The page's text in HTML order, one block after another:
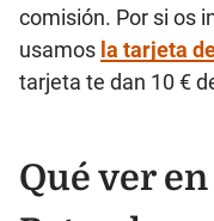
comisión. Por si os
usamos la tarjeta
tarjeta te dan 10 €
Qué ver